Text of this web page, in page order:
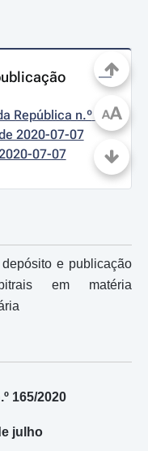
República n.º
2020-07-07
07-07
e publicação
em matéria
165/2020
julho
AA